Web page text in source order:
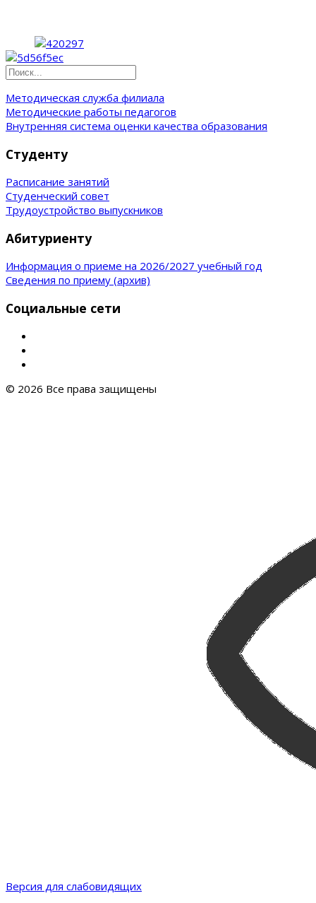
Методическая служба филиала
Методические работы педагогов
Внутренняя система оценки качества образования
Студенту
Расписание занятий
Студенческий совет
Трудоустройство выпускников
Абитуриенту
Информация о приеме на 2026/2027 учебный год
Сведения по приему (архив)
Социальные сети
© 2026 Все права защищены
Версия для слабовидящих